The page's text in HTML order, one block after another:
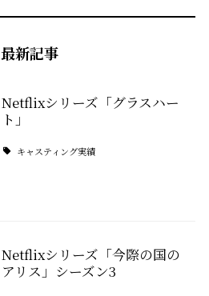
最新記事
Netflixシリーズ「グラスハー
ト」
キャスティング実績
Netflixシリーズ「今際の国の
アリス」シーズン3